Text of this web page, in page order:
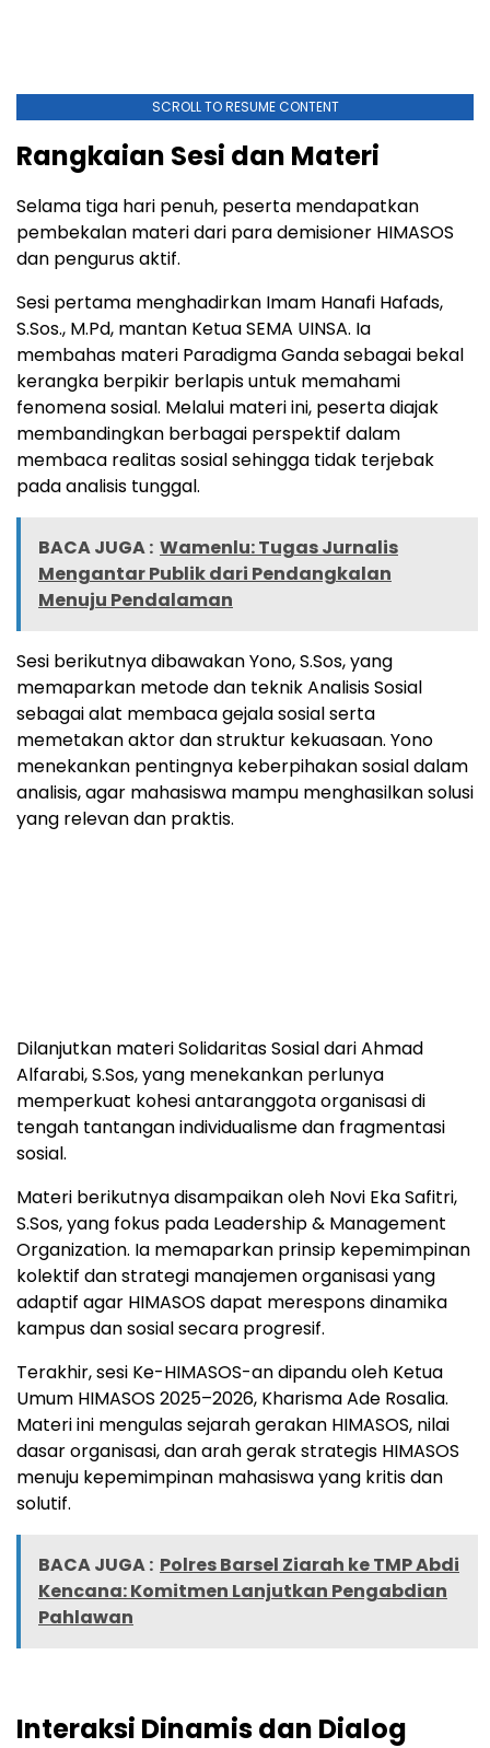
SCROLL TO RESUME CONTENT
Rangkaian Sesi dan Materi
Selama tiga hari penuh, peserta mendapatkan
pembekalan materi dari para demisioner HIMASOS
dan pengurus aktif.
Sesi pertama menghadirkan Imam Hanafi Hafads,
S.Sos., M.Pd, mantan Ketua SEMA UINSA. Ia
membahas materi Paradigma Ganda sebagai bekal
kerangka berpikir berlapis untuk memahami
fenomena sosial. Melalui materi ini, peserta diajak
membandingkan berbagai perspektif dalam
membaca realitas sosial sehingga tidak terjebak
pada analisis tunggal.
BACA JUGA : Wamenlu: Tugas Jurnalis
Mengantar Publik dari Pendangkalan
Menuju Pendalaman
Sesi berikutnya dibawakan Yono, S.Sos, yang
memaparkan metode dan teknik Analisis Sosial
sebagai alat membaca gejala sosial serta
memetakan aktor dan struktur kekuasaan. Yono
menekankan pentingnya keberpihakan sosial dalam
analisis, agar mahasiswa mampu menghasilkan solusi
yang relevan dan praktis.
Dilanjutkan materi Solidaritas Sosial dari Ahmad
Alfarabi, S.Sos, yang menekankan perlunya
memperkuat kohesi antaranggota organisasi di
tengah tantangan individualisme dan fragmentasi
sosial.
Materi berikutnya disampaikan oleh Novi Eka Safitri,
S.Sos, yang fokus pada Leadership & Management
Organization. Ia memaparkan prinsip kepemimpinan
kolektif dan strategi manajemen organisasi yang
adaptif agar HIMASOS dapat merespons dinamika
kampus dan sosial secara progresif.
Terakhir, sesi Ke-HIMASOS-an dipandu oleh Ketua
Umum HIMASOS 2025–2026, Kharisma Ade Rosalia.
Materi ini mengulas sejarah gerakan HIMASOS, nilai
dasar organisasi, dan arah gerak strategis HIMASOS
menuju kepemimpinan mahasiswa yang kritis dan
solutif.
BACA JUGA : Polres Barsel Ziarah ke TMP Abdi
Kencana: Komitmen Lanjutkan Pengabdian
Pahlawan
Interaksi Dinamis dan Dialog